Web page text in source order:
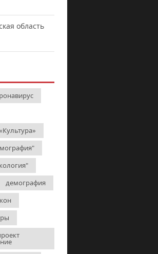
область
демография